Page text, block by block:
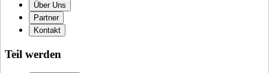
Über Uns
Partner
Kontakt
Teil werden